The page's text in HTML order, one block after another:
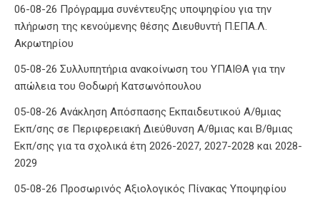
06-08-26 Πρόγραμμα συνέντευξης υποψηφίου για την
πλήρωση της κενούμενης θέσης Διευθυντή Π.ΕΠΑ.Λ.
Ακρωτηρίου
05-08-26 Συλλυπητήρια ανακοίνωση του ΥΠΑΙΘΑ για την
απώλεια του Θοδωρή Κατσωνόπουλου
05-08-26 Ανάκληση Απόσπασης Εκπαιδευτικού Α/θμιας
Εκπ/σης σε Περιφερειακή Διεύθυνση Α/θμιας και Β/θμιας
Εκπ/σης για τα σχολικά έτη 2026-2027, 2027-2028 και 2028-
2029
05-08-26 Προσωρινός Αξιολογικός Πίνακας Υποψηφίου